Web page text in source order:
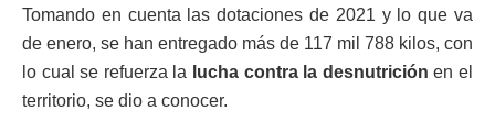
Tomando en cuenta las dotaciones de 2021 y lo que va
de enero, se han entregado más de 117 mil 788 kilos, con
lo cual se refuerza la
lucha contra la desnutrición en el
territorio, se dio a conocer.